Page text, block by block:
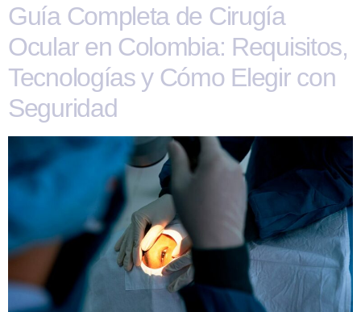
Guía Completa de Cirugía
Ocular en Colombia: Requisitos,
Tecnologías y Cómo Elegir con
Seguridad